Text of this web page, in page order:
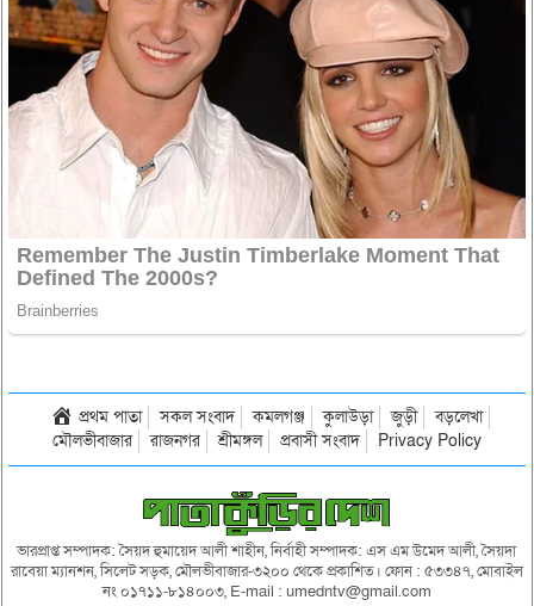
প্রথম পাতা সকল সংবাদ কমলগঞ্জ কুলাউড়া জুড়ী
বড়লেখা
মৌলভীবাজার
রাজনগর শ্রীমঙ্গল প্রবাসী সংবাদ Privacy Policy
ভারপ্রাপ্ত সম্পাদক: সৈয়দ হুমায়েদ আলী শাহীন, নির্বাহী সম্পাদক: এস এম উমেদ আলী, সৈয়দা
রাবেয়া ম্যানশন, সিলেট সড়ক, মৌলভীবাজার-৩২০০ থেকে প্রকাশিত। ফোন : ৫৩৩৪৭, মোবাইল
নং ০১৭১১-৮১৪০০৩, E-mail : umedntv@gmail.com